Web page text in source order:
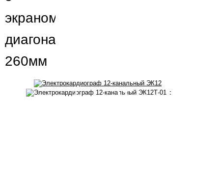
экраном
диагональю
260мм